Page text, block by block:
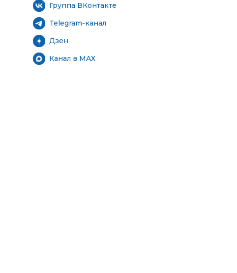
Группа ВКонтакте
Telegram-канал
Дзен
Канал в MAX